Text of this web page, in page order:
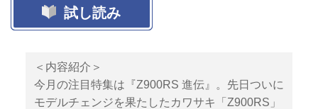
試し読み
＜内容紹介＞
今月の注目特集は『Z900RS 進伝』。先日ついに
モデルチェンジを果たしたカワサキ「Z900RS」